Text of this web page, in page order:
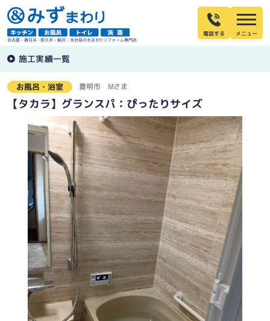
名古屋・春日井・長久手・稲沢・多治見の水まわりリフォーム専門店
電話する
施工実績一覧
お風呂・浴室 豊明市 Mさま
【タカラ】グランスパ：ぴったりサイズ